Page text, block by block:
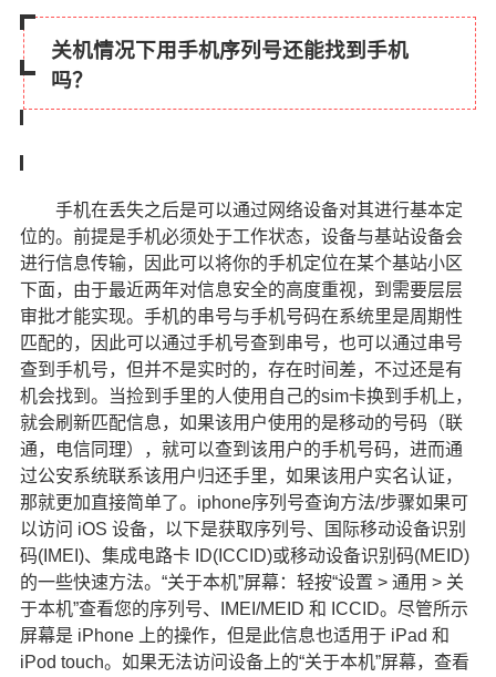
关机情况下用手机序列号还能找到手机
吗？
手机在丢失之后是可以通过网络设备对其进行基本定
位的。前提是手机必须处于工作状态，设备与基站设备会
进行信息传输，因此可以将你的手机定位在某个基站小区
下面，由于最近两年对信息安全的高度重视，到需要层层
审批才能实现。手机的串号与手机号码在系统里是周期性
匹配的，因此可以通过手机号查到串号，也可以通过串号
查到手机号，但并不是实时的，存在时间差，不过还是有
机会找到。当捡到手里的人使用自己的sim卡换到手机上，
就会刷新匹配信息，如果该用户使用的是移动的号码（联
通，电信同理），就可以查到该用户的手机号码，进而通
过公安系统联系该用户归还手里，如果该用户实名认证，
那就更加直接简单了。iphone序列号查询方法/步骤如果可
以访问 iOS 设备，以下是获取序列号、国际移动设备识别
码(IMEI)、集成电路卡 ID(ICCID)或移动设备识别码(MEID)
的一些快速方法。“关于本机”屏幕：轻按“设置 > 通用 > 关
于本机”查看您的序列号、IMEI/MEID 和 ICCID。尽管所示
屏幕是 iPhone 上的操作，但是此信息也适用于 iPad 和
iPod touch。如果无法访问设备上的“关于本机”屏幕，查看